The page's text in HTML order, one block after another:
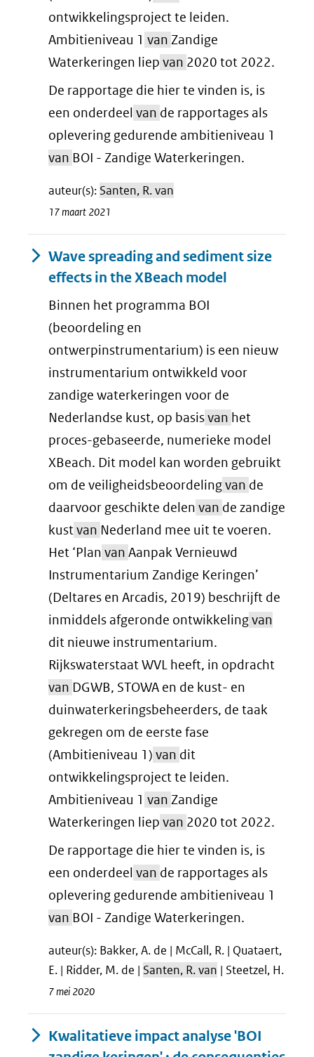
ontwikkelingsproject te leiden.
Ambitieniveau 1 van Zandige
Waterkeringen liep van 2020 tot 2022.
De rapportage die hier te vinden is, is
een onderdeel van de rapportages als
oplevering gedurende ambitieniveau 1
van BOI - Zandige Waterkeringen.
auteur(s): Santen, R. van
17 maart 2021
Wave spreading and sediment size
effects in the XBeach model
Binnen het programma BOI
(beoordeling en
ontwerpinstrumentarium) is een nieuw
instrumentarium ontwikkeld voor
zandige waterkeringen voor de
Nederlandse kust, op basisvan het
proces-gebaseerde, numerieke model
XBeach. Dit model kan worden gebruikt
om de veiligheidsbeoordelingvan de
daarvoor geschikte delen van de zandige
kustvan Nederland mee uit te voeren.
Het ‘Plan van Aanpak Vernieuwd
Instrumentarium Zandige Keringen’
(Deltares en Arcadis, 2019) beschrijft de
inmiddels afgeronde ontwikkelingvan
dit nieuwe instrumentarium.
Rijkswaterstaat WVL heeft, in opdracht
van DGWB, STOWA en de kust- en
duinwaterkeringsbeheerders, de taak
gekregen om de eerste fase
(Ambitieniveau 1) van dit
ontwikkelingsproject te leiden.
Ambitieniveau 1 van Zandige
Waterkeringen liep van 2020 tot 2022.
De rapportage die hier te vinden is, is
een onderdeel van de rapportages als
oplevering gedurende ambitieniveau 1
van BOI - Zandige Waterkeringen.
auteur(s): Bakker, A. de | McCall, R. | Quataert,
E. | Ridder, M. de | Santen, R. van | Steetzel, H.
7 mei 2020
Kwalitatieve impact analyse 'BOI